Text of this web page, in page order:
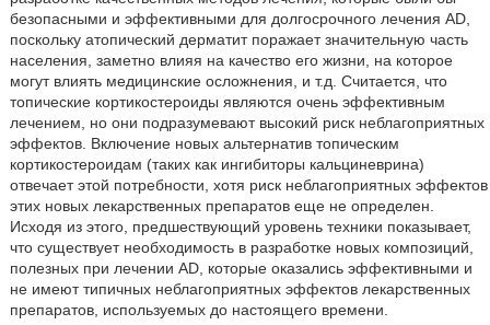
безопасными и эффективными для долгосрочного лечения AD,
поскольку атопический дерматит поражает значительную часть
населения, заметно влияя на качество его жизни, на которое
могут влиять медицинские осложнения, и т.д. Считается, что
топические кортикостероиды являются очень эффективным
лечением, но они подразумевают высокий риск неблагоприятных
эффектов. Включение новых альтернатив топическим
кортикостероидам (таких как ингибиторы кальциневрина)
отвечает этой потребности, хотя риск неблагоприятных эффектов
этих новых лекарственных препаратов еще не определен.
Исходя из этого, предшествующий уровень техники показывает,
что существует необходимость в разработке новых композиций,
полезных при лечении AD, которые оказались эффективными и
не имеют типичных неблагоприятных эффектов лекарственных
препаратов, используемых до настоящего времени.